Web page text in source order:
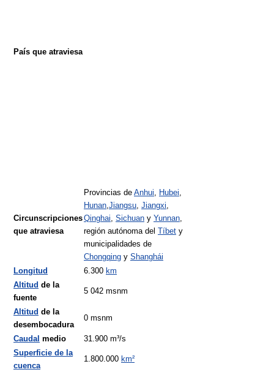
País que atraviesa
Circunscripciones
que atraviesa
Provincias de Anhui, Hubei,
Hunan,Jiangsu, Jiangxi,
Qinghai, Sichuan y Yunnan,
región autónoma del
Tíbet y
municipalidades de
Chongqing y Shanghái
Longitud
6.300 km
Altitud de la
fuente
5 042 msnm
Altitud de la
desembocadura
0 msnm
Caudal medio
31.900 m³/s
Superficie de la
cuenca
1.800.000 km²